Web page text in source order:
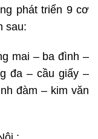
phát triển 9 cơ
sau:
mai – ba đình –
đa – cầu giấy –
đàm – kim văn